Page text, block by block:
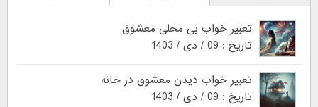
تعبیر خواب بی محلی معشوق
تاریخ : 09 / دی / 1403
تعبیر خواب دیدن معشوق در خانه
تاریخ : 09 / دی / 1403